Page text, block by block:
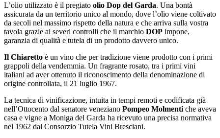
L’olio utilizzato è il pregiato olio Dop del Garda. Una bontà
assicurata da un territorio unico al mondo, dove l’olio viene coltivato
da secoli nel massimo rispetto della natura e che arriva sulla vostra
tavola grazie ai severi controlli che il marchio DOP impone,
garanzia di qualità e tutela di un prodotto davvero unico.
Il Chiaretto è un vino che per tradizione viene prodotto con i primi
grappoli della vendemmia. Un fragrante rosato, tra i primi vini
italiani ad aver ottenuto il riconoscimento della denominazione di
origine controllata, il 21 luglio 1967.
La tecnica di vinificazione, intuita in tempi remoti e codificata già
nell’Ottocento dal senatore veneziano Pompeo Molmenti che aveva
casa e vigne a Moniga del Garda ha ricevuto una precisa normativa
nel 1962 dal Consorzio Tutela Vini Bresciani.